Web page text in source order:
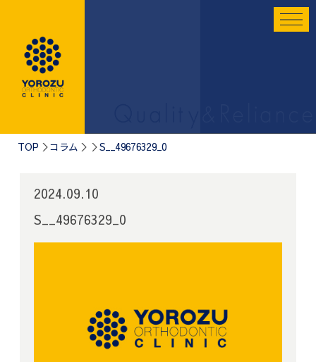
TOP コラム S__49676329_0
2024.09.10
S__49676329_0